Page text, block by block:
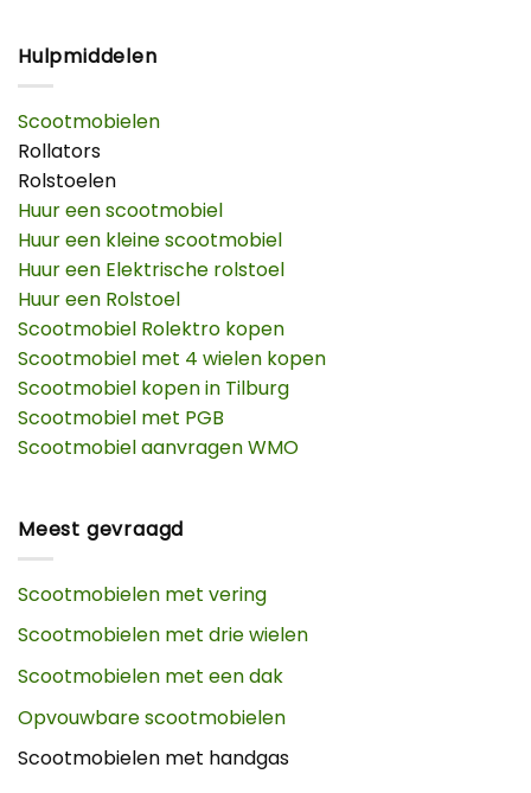
Hulpmiddelen
Scootmobielen
Rollators
Rolstoelen
Huur een scootmobiel
Huur een kleine scootmobiel
Huur een Elektrische rolstoel
Huur een Rolstoel
Scootmobiel Rolektro kopen
Scootmobiel met 4 wielen kopen
Scootmobiel kopen in Tilburg
Scootmobiel met PGB
Scootmobiel aanvragen WMO
Meest gevraagd
Scootmobielen met vering
Scootmobielen met drie wielen
Scootmobielen met een dak
Opvouwbare scootmobielen
Scootmobielen met handgas